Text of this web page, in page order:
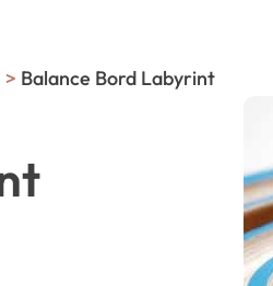
> Balance Bord Labyrint